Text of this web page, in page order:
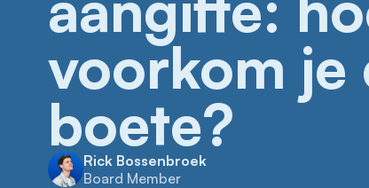
voorkom je
boete?
Rick Bossenbroek
Board Member